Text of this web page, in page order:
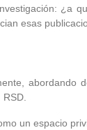
¿a
esas
abordando
un espacio